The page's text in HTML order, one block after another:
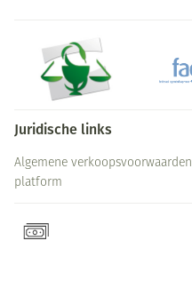
Juridische links
Algemene verkoopsvoorwaarden
platform